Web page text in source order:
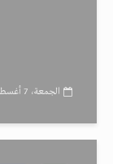
الجمعة، 7 أغسطس 2026، 6:28 ص